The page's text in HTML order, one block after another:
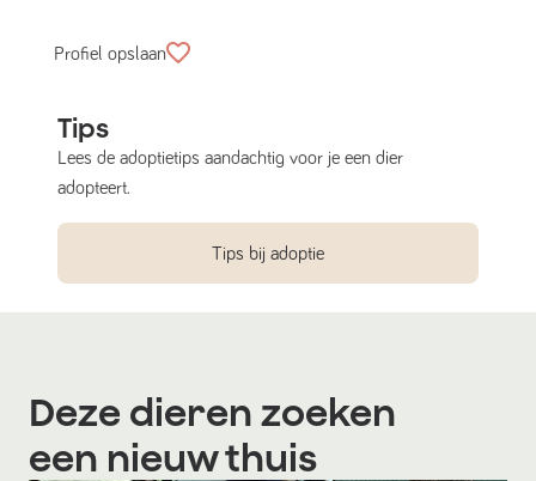
Profiel opslaan
Tips
Lees de adoptietips aandachtig voor je een dier
adopteert.
Tips bij adoptie
Deze dieren zoeken
een nieuw thuis